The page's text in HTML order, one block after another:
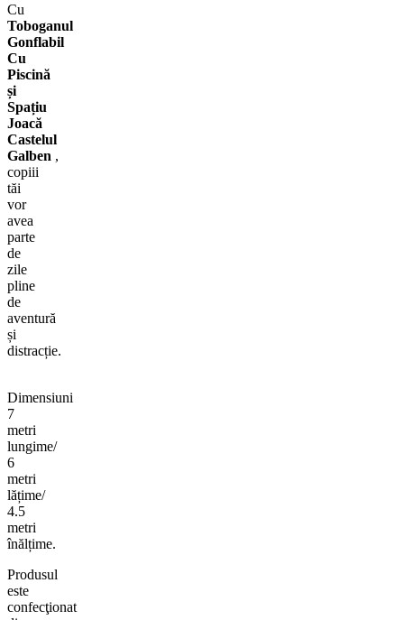
Cu
Toboganul
Gonflabil
Cu
Piscină
și
Spațiu
Joacă
Castelul
Galben ,
copiii
tăi
vor
avea
parte
de
zile
pline
de
aventură
și
distracție.
Dimensiuni
7
metri
lungime/
6
metri
lățime/
4.5
metri
înălțime.
Produsul
este
confecţionat